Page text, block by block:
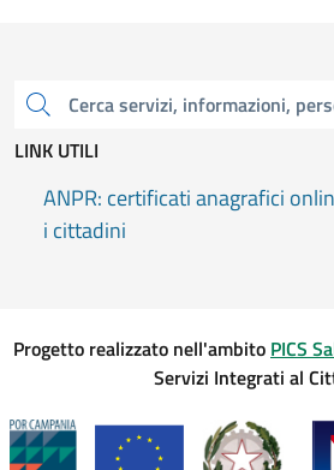
Cerca una parola chiave
LINK UTILI
ANPR: certificati anagrafici
i cittadini
Progetto realizzato nell'ambito PICS
Servizi Integrati al